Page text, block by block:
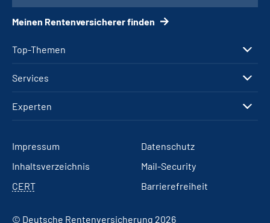
Top-Themen
Services
Experten
Meinen Rentenversicherer finden
Impressum
Datenschutz
Inhaltsverzeichnis
Mail-Security
CERT
Barrierefreiheit
© Deutsche Rentenversicherung 2026